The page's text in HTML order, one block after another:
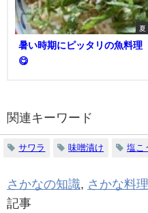
夏
暑い時期にピッタリの魚料理
😋
関連キーワード
サワラ 味噌漬け 塩こ
さかなの知識, さかな料理
記事